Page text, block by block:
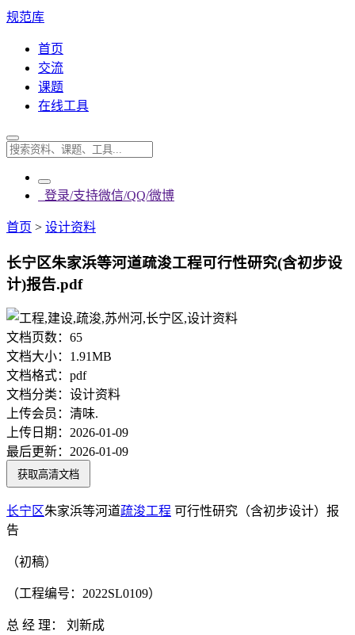
规范库
首页
交流
课题
在线工具
登录/支持微信/QQ/微博
首页 > 设计资料
长宁区朱家浜等河道疏浚工程可行性研究(含初步设
计)报告.pdf
文档页数： 65
文档大小： 1.91MB
文档格式： pdf
文档分类： 设计资料
上传会员： 清味.
上传日期： 2026-01-09
最后更新： 2026-01-09
获取高清文档
长宁区朱家浜等河道疏浚工程 可行性研究（含初步设计）报
告
（初稿）
（工程编号：2022SL0109）
总 经 理： 刘新成